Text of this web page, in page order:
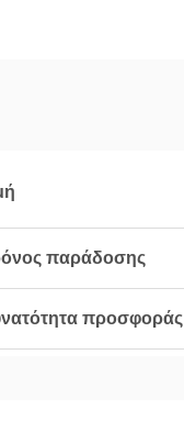
παράδοσης
προσφοράς